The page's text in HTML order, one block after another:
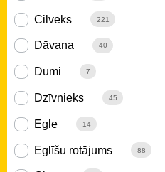
Cilvēks 221
Dāvana 40
Dūmi 7
Dzīvnieks 45
Egle 14
Eglīšu rotājums 88